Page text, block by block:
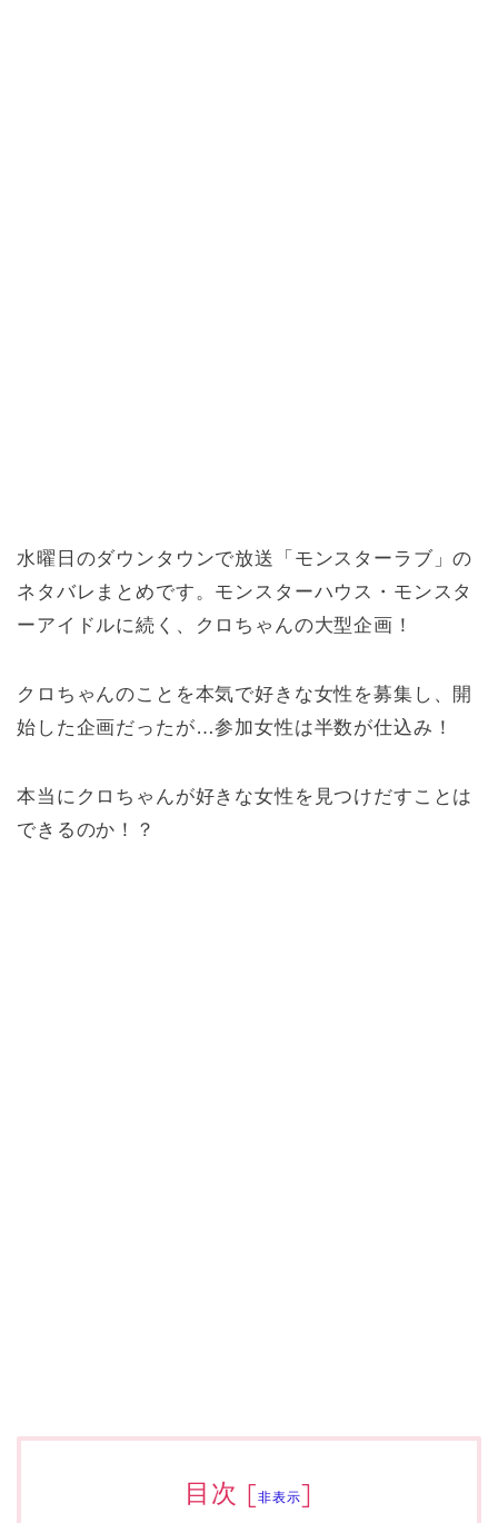
水曜日のダウンタウンで放送「モンスターラブ」の
ネタバレまとめです。モンスターハウス・モンスタ
ーアイドルに続く、クロちゃんの大型企画！
クロちゃんのことを本気で好きな女性を募集し、開
始した企画だったが…参加女性は半数が仕込み！
本当にクロちゃんが好きな女性を見つけだすことは
できるのか！？
目次 [非表示]